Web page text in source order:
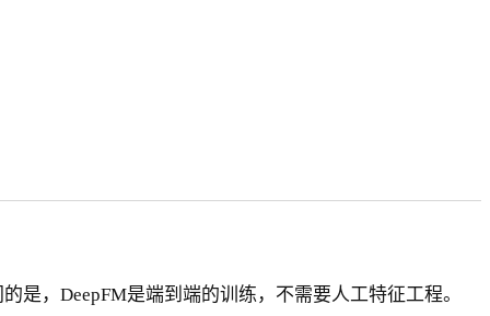
是，DeepFM是端到端的训练，不需要人工特征工程。